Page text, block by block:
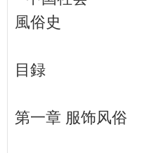
目録
第一章 服饰风俗